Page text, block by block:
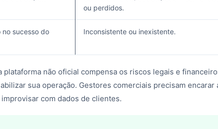
ou perdidos.
sucesso do
Inconsistente ou inexistente.
não oficial compensa os riscos legais e
sua operação. Gestores comerciais precisam encarar
com dados de clientes.